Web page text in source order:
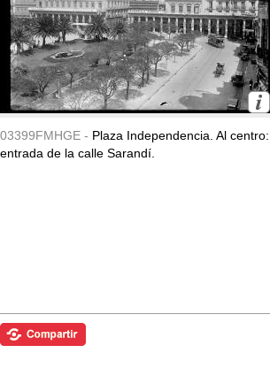
03399FMHGE - Plaza Independencia. Al centro:
entrada de la calle Sarandí.